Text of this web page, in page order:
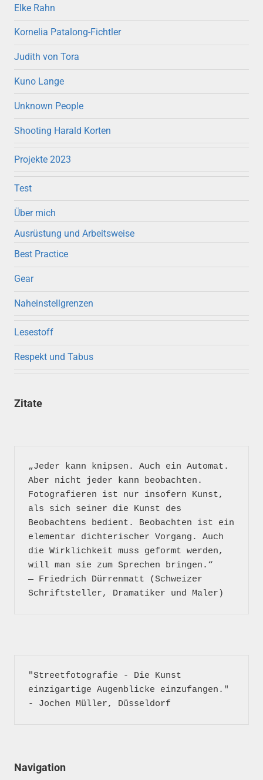
Elke Rahn
Kornelia Patalong-Fichtler
Judith von Tora
Kuno Lange
Unknown People
Shooting Harald Korten
Projekte 2023
Test
Über mich
Ausrüstung und Arbeitsweise
Best Practice
Gear
Naheinstellgrenzen
Lesestoff
Respekt und Tabus
Zitate
„Jeder kann knipsen. Auch ein Automat.
Aber nicht jeder kann beobachten.
Fotografieren ist nur insofern Kunst,
als sich seiner die Kunst des
Beobachtens bedient. Beobachten ist ein
elementar dichterischer Vorgang. Auch
die Wirklichkeit muss geformt werden,
will man sie zum Sprechen bringen.“
― Friedrich Dürrenmatt (Schweizer
"Streetfotografie - Die Kunst
einzigartige Augenblicke einzufangen."
- Jochen Müller, Düsseldorf
Navigation